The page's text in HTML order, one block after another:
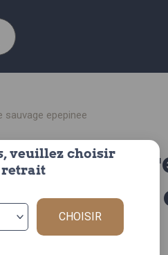
sauvage epepinee
confiture de myrtille
sauvage
le pot de 500g.
veuillez choisir
retrait
CHOISIR